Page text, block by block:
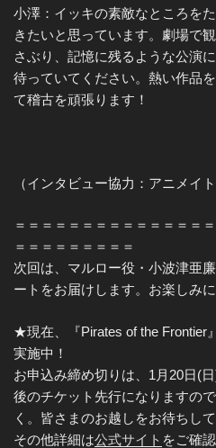
小澤：イッキの素敵なところを
きたいと思っています。劇場で
さぶり、記憶に残るような公演
待っていてください。熱い作品
て稽古を頑張ります！
（インタビュー協力：アニメイト
＝＝＝＝＝＝＝＝＝＝＝＝＝＝
＝＝＝＝＝＝＝＝＝
次回は、マルロー役・小波津亜
ートをお届けします。お楽しみに
★現在、『Pirates of the Frontier
実施中！
お申込み締め切りは、1月20日(
後のチケット先行になりますの
く。皆さまのお越しをお待ちし
その他詳細は公式サイト をご確